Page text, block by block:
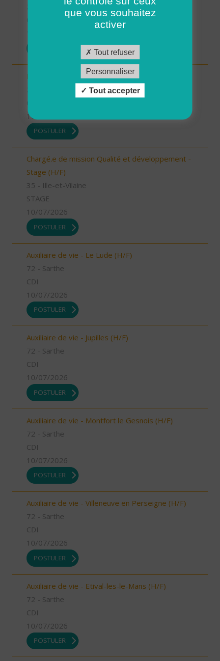
26 - Drôme
Infirmier référent (H/F)
10/07/2026
POSTULER
Chargé.e de mission Qualité et développement -
Stage (H/F)
35 - Ille-et-Vilaine
STAGE
10/07/2026
POSTULER
Auxiliaire de vie - Le Lude (H/F)
72 - Sarthe
CDI
10/07/2026
POSTULER
Auxiliaire de vie - Jupilles (H/F)
72 - Sarthe
CDI
10/07/2026
POSTULER
Auxiliaire de vie - Montfort le Gesnois (H/F)
72 - Sarthe
CDI
10/07/2026
POSTULER
Auxiliaire de vie - Villeneuve en Perseigne (H/F)
72 - Sarthe
CDI
10/07/2026
POSTULER
Auxiliaire de vie - Etival-les-le-Mans (H/F)
72 - Sarthe
CDI
10/07/2026
POSTULER
que vous souhaitez
activer
Tout refuser
Personnaliser
Tout accepter